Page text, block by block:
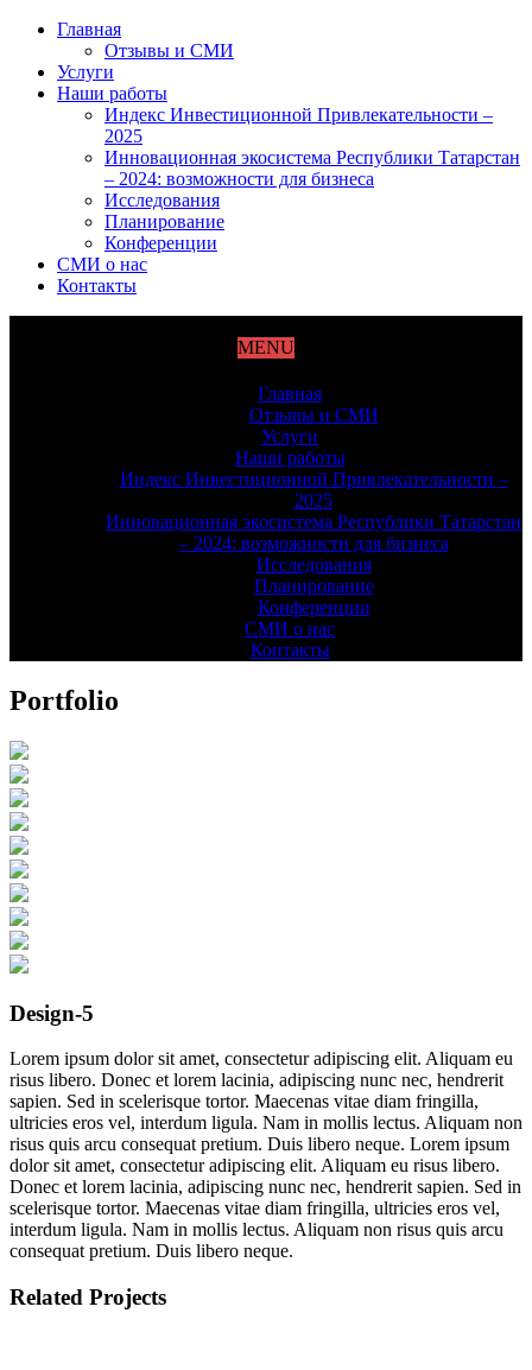
Главная
Отзывы и СМИ
Услуги
Наши работы
Индекс Инвестиционной Привлекательности –
2025
Инновационная экосистема Республики Татарстан
– 2024: возможности для бизнеса
Исследования
Планирование
Конференции
СМИ о нас
Контакты
MENU
Главная
Отзывы и СМИ
Услуги
Наши работы
Индекс Инвестиционной Привлекательности –
2025
Инновационная экосистема Республики Татарстан
– 2024: возможности для бизнеса
Исследования
Планирование
Конференции
СМИ о нас
Контакты
Portfolio
Design-5
Lorem ipsum dolor sit amet, consectetur adipiscing elit. Aliquam eu
risus libero. Donec et lorem lacinia, adipiscing nunc nec, hendrerit
sapien. Sed in scelerisque tortor. Maecenas vitae diam fringilla,
ultricies eros vel, interdum ligula. Nam in mollis lectus. Aliquam non
risus quis arcu consequat pretium. Duis libero neque. Lorem ipsum
dolor sit amet, consectetur adipiscing elit. Aliquam eu risus libero.
Donec et lorem lacinia, adipiscing nunc nec, hendrerit sapien. Sed in
scelerisque tortor. Maecenas vitae diam fringilla, ultricies eros vel,
interdum ligula. Nam in mollis lectus. Aliquam non risus quis arcu
consequat pretium. Duis libero neque.
Related Projects